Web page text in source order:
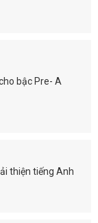
bậc Pre- A
thiện tiếng Anh